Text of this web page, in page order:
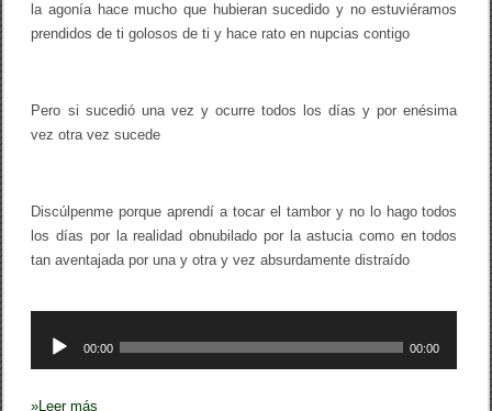
la agonía hace mucho que hubieran sucedido y no estuviéramos
prendidos de ti golosos de ti y hace rato en nupcias contigo
Pero si sucedió una vez y ocurre todos los días y por enésima
vez otra vez sucede
Discúlpenme porque aprendí a tocar el tambor y no lo hago todos
los días por la realidad obnubilado por la astucia como en todos
tan aventajada por una y otra y vez absurdamente distraído
Reproductor
00:00 00:00
»Leer más